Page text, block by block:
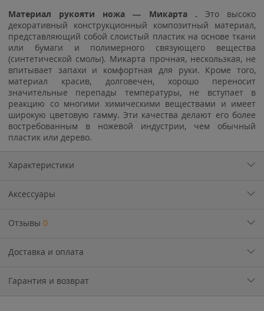
Материал рукояти ножа — Микарта . Это высоко
декоративный конструкционный композитный материал,
представляющий собой слоистый пластик на основе ткани
или бумаги и полимерного связующего вещества
(синтетической смолы). Микарта прочная, нескользкая, не
впитывает запахи и комфортная для руки. Кроме того,
материал красив, долговечен, хорошо переносит
значительные перепады температуры, не вступает в
реакцию со многими химическими веществами и имеет
широкую цветовую гамму. Эти качества делают его более
востребованным в ножевой индустрии, чем обычный
пластик или дерево.
Характеристики
Аксессуары
Отзывы 0
Доставка и оплата
Гарантия и возврат